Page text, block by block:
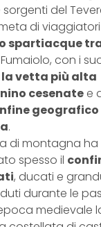
sorgenti del
di viaggiatori
spartiacque
Fumaiolo, con i
la vetta più alta
cesenatee
.
di montagna
spesso il
, ducati e
durante le
medievale